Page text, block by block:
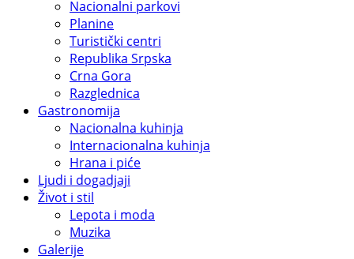
Nacionalni parkovi
Planine
Turistički centri
Republika Srpska
Crna Gora
Razglednica
Gastronomija
Nacionalna kuhinja
Internacionalna kuhinja
Hrana i piće
Ljudi i dogadjaji
Život i stil
Lepota i moda
Muzika
Galerije